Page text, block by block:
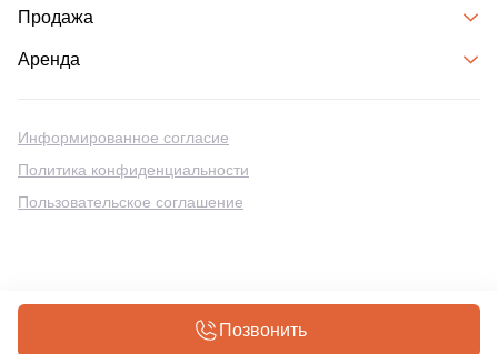
Позвонить
Продажа
Аренда
Информированное согласие
Политика конфиденциальности
Пользовательское соглашение